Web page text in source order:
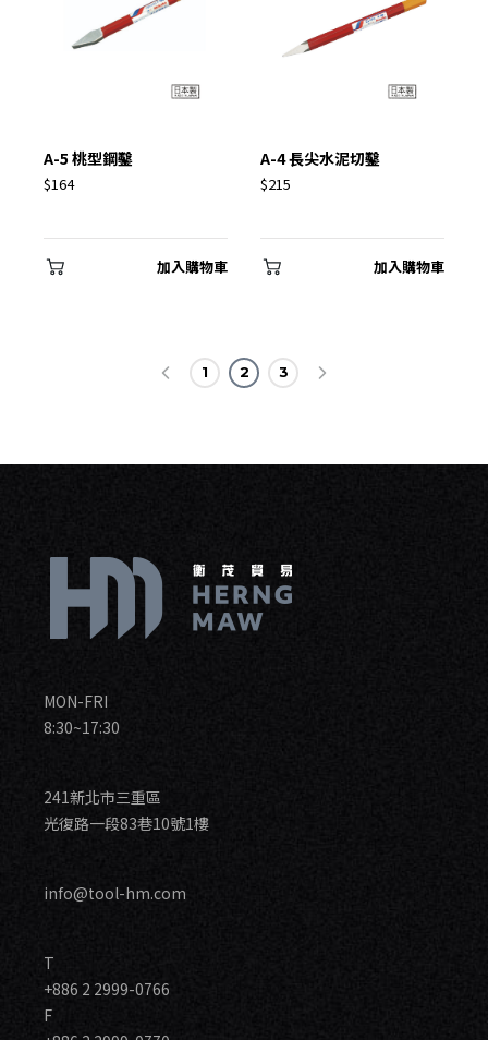
A-5 桃型鋼鑿
$164
加入購物車
A-4 長尖水泥切鑿
$215
加入購物車
1 2 3
MON-FRI
8:30~17:30
241新北市三重區
光復路一段83巷10號1樓
info@tool-hm.com
T
+886 2 2999-0766
F